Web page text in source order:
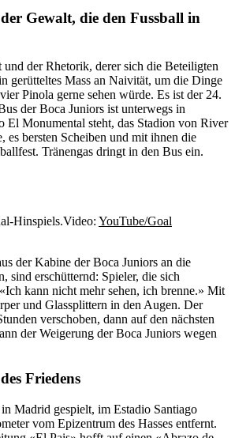
Gewalt, die den Fussball in
der Rhetorik, derer sich die Beteiligten
gerütteltes Mass an Naivität, um die Dinge
Pinola gerne sehen würde. Es ist der 24.
der Boca Juniors ist unterwegs in
El Monumental steht, das Stadion von River
es bersten Scheiben und mit ihnen die
Tränengas dringt in den Bus ein.
Hinspiels.Video: YouTube/Goal
der Kabine der Boca Juniors an die
sind erschütternd: Spieler, die sich
kann nicht mehr sehen, ich brenne.» Mit
und Glassplittern in den Augen. Der
verschoben, dann auf den nächsten
der Weigerung der Boca Juniors wegen
Friedens
Madrid gespielt, im Estadio Santiago
vom Epizentrum des Hasses entfernt.